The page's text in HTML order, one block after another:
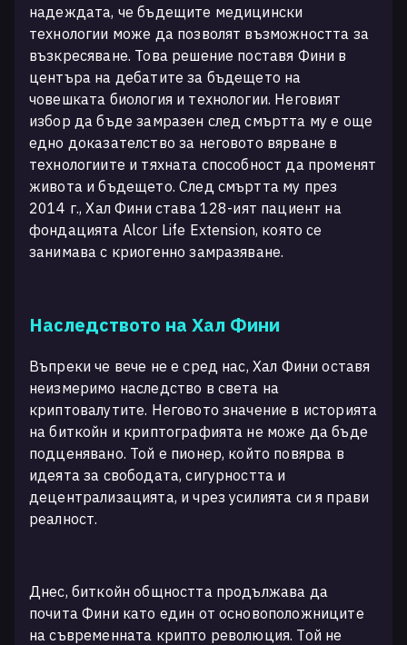
надеждата, че бъдещите медицински
технологии може да позволят възможността за
възкресяване. Това решение поставя Фини в
центъра на дебатите за бъдещето на
човешката биология и технологии. Неговият
избор да бъде замразен след смъртта му е още
едно доказателство за неговото вярване в
технологиите и тяхната способност да променят
живота и бъдещето. След смъртта му през
2014 г., Хал Фини става 128-ият пациент на
фондацията Alcor Life Extension, която се
занимава с криогенно замразяване.
Наследството на Хал Фини
Въпреки че вече не е сред нас, Хал Фини оставя
неизмеримо наследство в света на
криптовалутите. Неговото значение в историята
на биткойн и криптографията не може да бъде
подценявано. Той е пионер, който повярва в
идеята за свободата, сигурността и
децентрализацията, и чрез усилията си я прави
реалност.
Днес, биткойн общността продължава да
почита Фини като един от основоположниците
на съвременната крипто революция. Той не